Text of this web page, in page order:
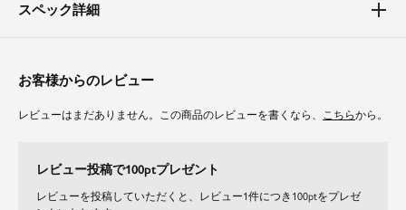
ゴム仕様のウエストをやや高めに切り替えており、程よくフィットして気に
素材
メディア情報
スペック詳細
お客様からのレビュー
レビューはまだありません。この商品のレビューを書くなら、 こちらから。
レビュー投稿で100ptプレゼント
レビューを投稿していただくと、レビュー1件につき100ptをプレゼ